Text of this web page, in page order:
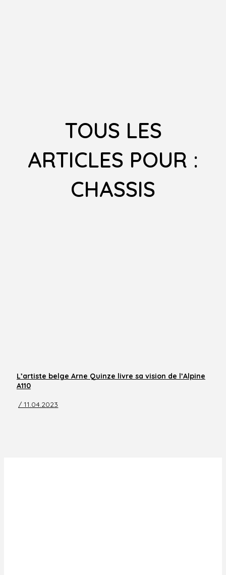
TOUS LES
ARTICLES POUR :
CHASSIS
L’artiste belge Arne Quinze livre sa vision de l’Alpine
A110
/ 11.04.2023